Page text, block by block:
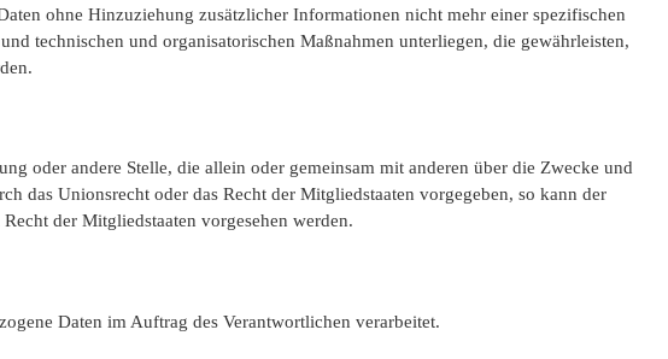
ohne Hinzuziehung zusätzlicher Informationen nicht mehr einer spezifischen
technischen und organisatorischen Maßnahmen unterliegen, die gewährleisten,
oder andere Stelle, die allein oder gemeinsam mit anderen über die Zwecke und
das Unionsrecht oder das Recht der Mitgliedstaaten vorgegeben, so kann der
der Mitgliedstaaten vorgesehen werden.
Daten im Auftrag des Verantwortlichen verarbeitet.